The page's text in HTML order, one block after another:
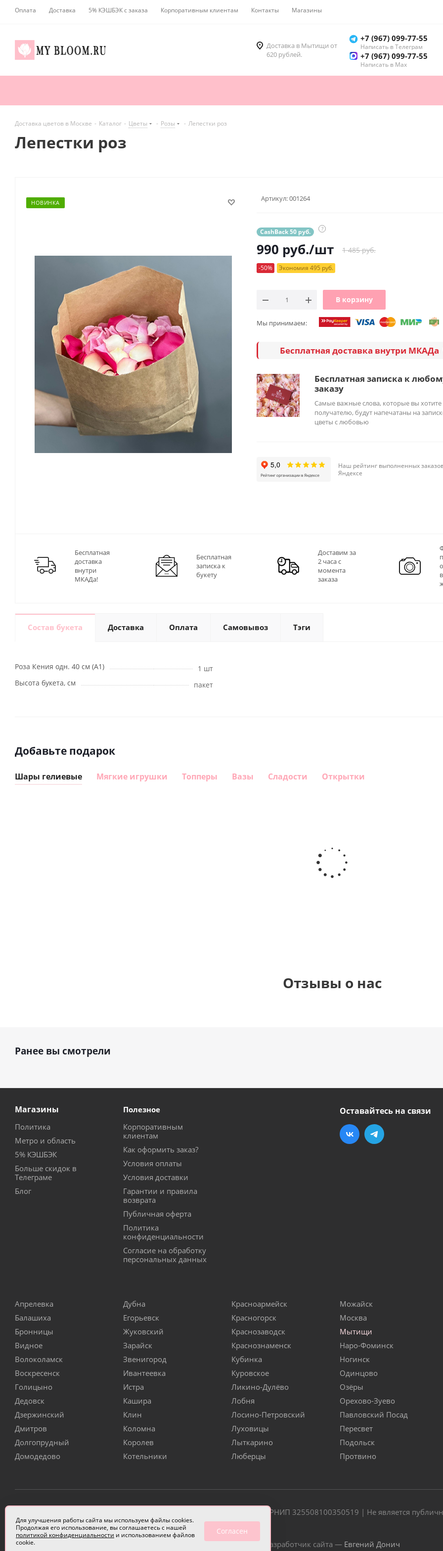
Оплата Доставка 5% КЭШБЭК с заказа Корпоративным клиентам Контакты Магазины
Доставка в Мытищи от
620 рублей.
+7 (967) 099-77-55
Написать в Телеграм
+7 (967) 099-77-55
Написать в Мах
Доставка цветов в Москве - Каталог - Цветы - Розы - Лепестки роз
Лепестки роз
НОВИНКА Артикул:001264
CashBack 50 руб. ?
990 руб./шт 1 485 руб.
-50% Экономия 495 руб.
В корзину
Мы принимаем:
Бесплатная доставка внутри МКАДа
Бесплатная записка к
заказу
Самые важные слова, которые вы хотите
получателю, будут напечатаны на
цветы с любовью
Наш рейтинг выполненных
Яндексе
Бесплатная
доставка
внутри
МКАДа!
Бесплатная
записка к
букету
Доставим за
2 часа с
момента
заказа
Состав букета Доставка Оплата Самовывоз Тэги
Роза Кения одн. 40 см (А1)
1 шт
Высота букета, см
пакет
Добавьте подарок
Шары гелиевые Мягкие игрушки Топперы Вазы Сладости Открытки
гелиевый
цифра 1
(40х102
Отзывы о нас
Ранее вы смотрели
Магазины
Политика
Метро и область
5% КЭШБЭК
Больше скидок в
Телеграме
Блог
Полезное
Корпоративным
клиентам
Как оформить заказ?
Условия оплаты
Условия доставки
Гарантии и правила
возврата
Публичная оферта
Политика
конфиденциальности
Согласие на обработку
персональных данных
Оставайтесь на связи
Апрелевка
Балашиха
Бронницы
Видное
Волоколамск
Воскресенск
Голицыно
Дедовск
Дзержинский
Дмитров
Долгопрудный
Домодедово
Дубна
Егорьевск
Жуковский
Зарайск
Звенигород
Ивантеевка
Истра
Кашира
Клин
Коломна
Королев
Котельники
Красноармейск
Красногорск
Краснозаводск
Краснознаменск
Кубинка
Куровское
Ликино-Дулёво
Лобня
Лосино-Петровский
Луховицы
Лыткарино
Люберцы
Можайск
Москва
Мытищи
Наро-Фоминск
Ногинск
Одинцово
Озёры
Орехово-Зуево
Павловский Посад
Пересвет
Подольск
Протвино
ИП Чулкова Анастасия Александровна ИНН 331405822720 | ОГРН/ОГРНИП 325508100350519 | Не является
Разработчик сайта — Евгений Донич
Для улучшения работы сайта мы используем файлы cookies.
Продолжая его использование, вы соглашаетесь с нашей
политикой конфиденциальности и использованием файлов
cookie.
Согласен